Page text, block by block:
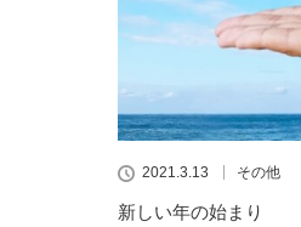
2021.3.13 その他
新しい年の始まり